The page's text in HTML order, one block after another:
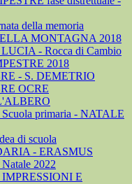
della memoria
MONTAGNA 2018
- Rocca di Cambio
2018
- S. DEMETRIO
OCRE
primaria - NATALE
di scuola
- ERASMUS
2022
E